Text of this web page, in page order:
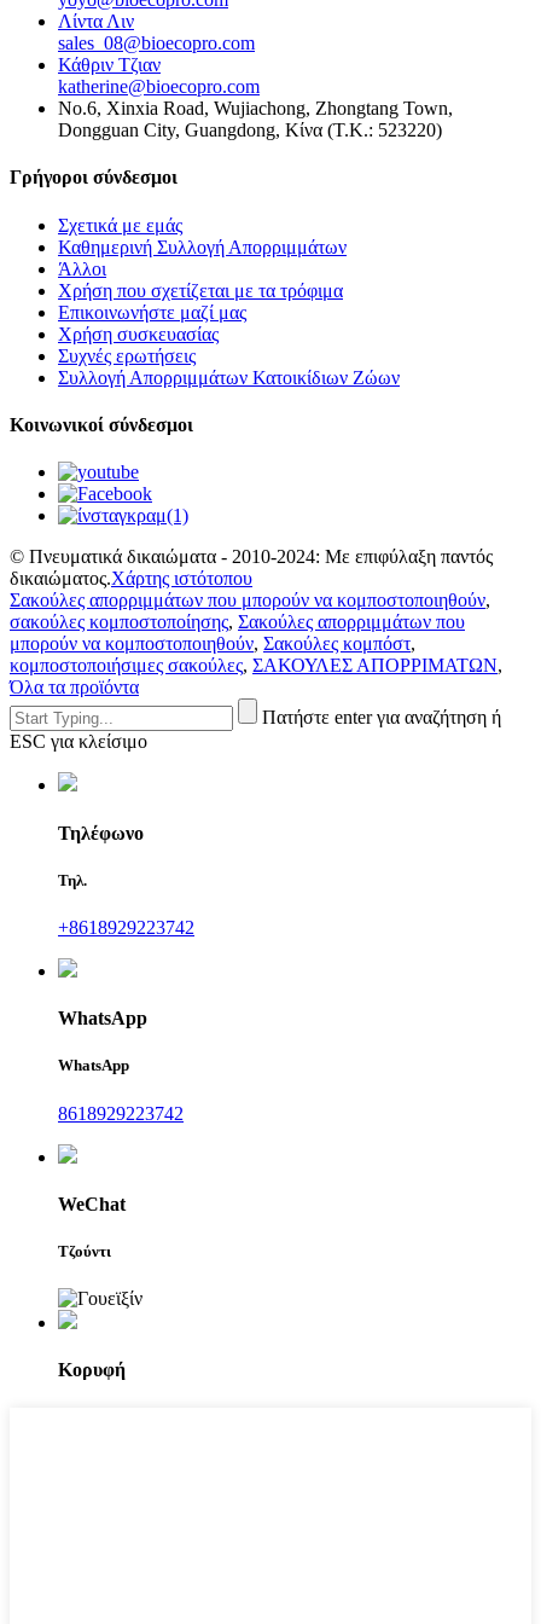
Λίντα Λιν
sales_08@bioecopro.com
Κάθριν Τζιαν
katherine@bioecopro.com
No.6, Xinxia Road, Wujiachong, Zhongtang Town,
Dongguan City, Guangdong, Κίνα (Τ.Κ.: 523220)
Γρήγοροι σύνδεσμοι
Σχετικά με εμάς
Καθημερινή Συλλογή Απορριμμάτων
Άλλοι
Χρήση που σχετίζεται με τα τρόφιμα
Επικοινωνήστε μαζί μας
Χρήση συσκευασίας
Συχνές ερωτήσεις
Συλλογή Απορριμμάτων Κατοικίδιων Ζώων
Κοινωνικοί σύνδεσμοι
© Πνευματικά δικαιώματα - 2010-2024: Με επιφύλαξη παντός
δικαιώματος.Χάρτης ιστότοπου
Σακούλες απορριμμάτων που μπορούν να κομποστοποιηθούν,
σακούλες κομποστοποίησης, Σακούλες απορριμμάτων που
μπορούν να κομποστοποιηθούν, Σακούλες κομπόστ,
κομποστοποιήσιμες σακούλες, ΣΑΚΟΥΛΕΣ ΑΠΟΡΡΙΜΑΤΩΝ,
Όλα τα προϊόντα
Πατήστε enter για αναζήτηση ή
ESC για κλείσιμο
Τηλέφωνο
Τηλ.
+8618929223742
WhatsApp
WhatsApp
8618929223742
WeChat
Τζούντι
Κορυφή